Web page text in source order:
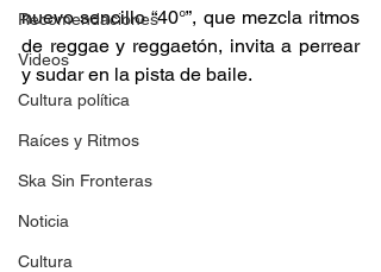
Recomendaciones
Videos
Cultura política
Raíces y Ritmos
Ska Sin Fronteras
Noticia
Cultura
nuevo sencillo “40°”, que mezcla ritmos
de reggae y reggaetón, invita a perrear
y sudar en la pista de baile.